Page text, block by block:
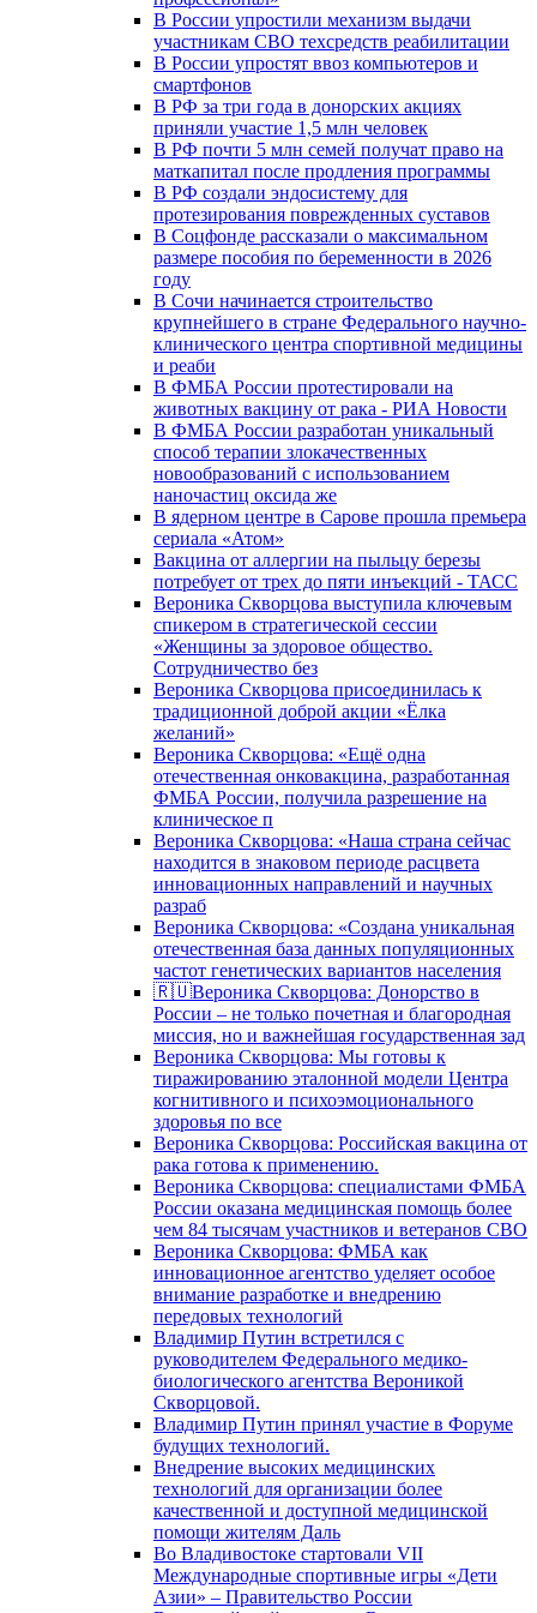
В России упростили механизм выдачи
участникам СВО техсредств реабилитации
В России упростят ввоз компьютеров и
смартфонов
В РФ за три года в донорских акциях
приняли участие 1,5 млн человек
В РФ почти 5 млн семей получат право на
маткапитал после продления программы
В РФ создали эндосистему для
протезирования поврежденных суставов
В Соцфонде рассказали о максимальном
размере пособия по беременности в 2026
году
В Сочи начинается строительство
крупнейшего в стране Федерального научно-
клинического центра спортивной медицины
и реаби
В ФМБА России протестировали на
животных вакцину от рака - РИА Новости
В ФМБА России разработан уникальный
способ терапии злокачественных
новообразований с использованием
наночастиц оксида же
В ядерном центре в Сарове прошла премьера
сериала «Атом»
Вакцина от аллергии на пыльцу березы
потребует от трех до пяти инъекций - ТАСС
Вероника Скворцова выступила ключевым
спикером в стратегической сессии
«Женщины за здоровое общество.
Сотрудничество без
Вероника Скворцова присоединилась к
традиционной доброй акции «Ёлка
желаний»
Вероника Скворцова: «Ещё одна
отечественная онковакцина, разработанная
ФМБА России, получила разрешение на
клиническое п
Вероника Скворцова: «Наша страна сейчас
находится в знаковом периоде расцвета
инновационных направлений и научных
разраб
Вероника Скворцова: «Создана уникальная
отечественная база данных популяционных
частот генетических вариантов населения
🇷🇺Вероника Скворцова: Донорство в
России – не только почетная и благородная
миссия, но и важнейшая государственная зад
Вероника Скворцова: Мы готовы к
тиражированию эталонной модели Центра
когнитивного и психоэмоционального
здоровья по все
Вероника Скворцова: Российская вакцина от
рака готова к применению.
Вероника Скворцова: специалистами ФМБА
России оказана медицинская помощь более
чем 84 тысячам участников и ветеранов СВО
Вероника Скворцова: ФМБА как
инновационное агентство уделяет особое
внимание разработке и внедрению
передовых технологий
Владимир Путин встретился с
руководителем Федерального медико-
биологического агентства Вероникой
Скворцовой.
Владимир Путин принял участие в Форуме
будущих технологий.
Внедрение высоких медицинских
технологий для организации более
качественной и доступной медицинской
помощи жителям Даль
Во Владивостоке стартовали VII
Международные спортивные игры «Дети
Азии» – Правительство России